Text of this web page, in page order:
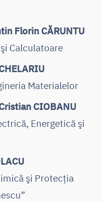
Florin CĂRUNTU
şi Calculatoare
Materialelor
CIOBANU
Energetică şi
şi Protecţia